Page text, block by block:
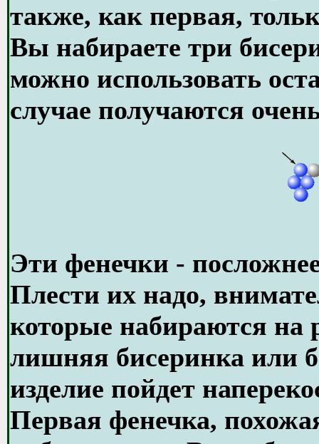
также, как первая,
Вы набираете три
можно использовать
случае получаются
Эти фенечки -
Плести их надо,
которые набираются на
лишняя бисеринка или
изделие пойдет
Первая фенечка,